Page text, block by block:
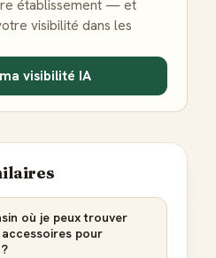
établissement — et
visibilité dans les
visibilité IA
où je peux trouver
pour
chaque contribution utile
locale
compte Guide